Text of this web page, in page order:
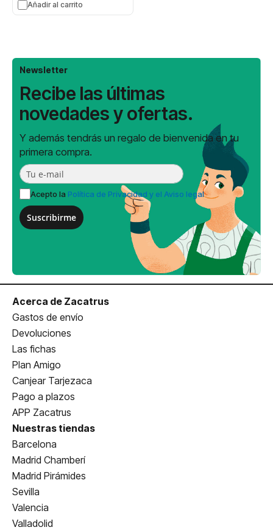
Añadir al carrito
Newsletter
Recibe las últimas
novedades y ofertas.
Y además tendrás un regalo de bienvenida en tu
primera compra.
Acepto la Política de Privacidad y el Aviso legal
Suscribirme
Acerca de Zacatrus
Gastos de envío
Devoluciones
Las fichas
Plan Amigo
Canjear Tarjezaca
Pago a plazos
APP Zacatrus
Nuestras tiendas
Barcelona
Madrid Chamberí
Madrid Pirámides
Sevilla
Valencia
Valladolid